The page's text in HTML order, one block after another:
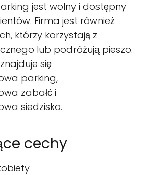
jest wolny i dostępny
Firma jest również
którzy korzystają z
lub podróżują pieszo.
się
parking,
zabałć i
siedzisko.
cechy